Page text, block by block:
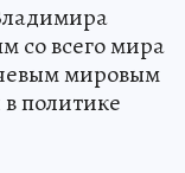
со всего мира
мировым
политике